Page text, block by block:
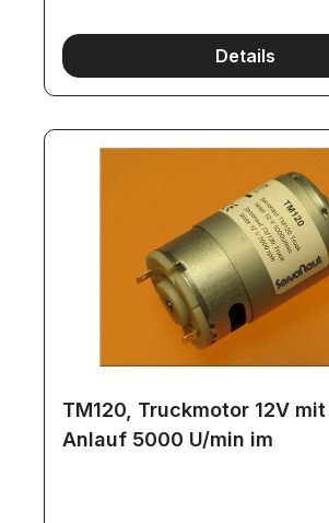
Details
TM120, Truckmotor 12V
Anlauf 5000 U/min im